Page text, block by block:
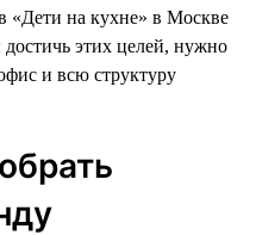
«Дети на кухне» в Москве
этих целей, нужно
и всю структуру